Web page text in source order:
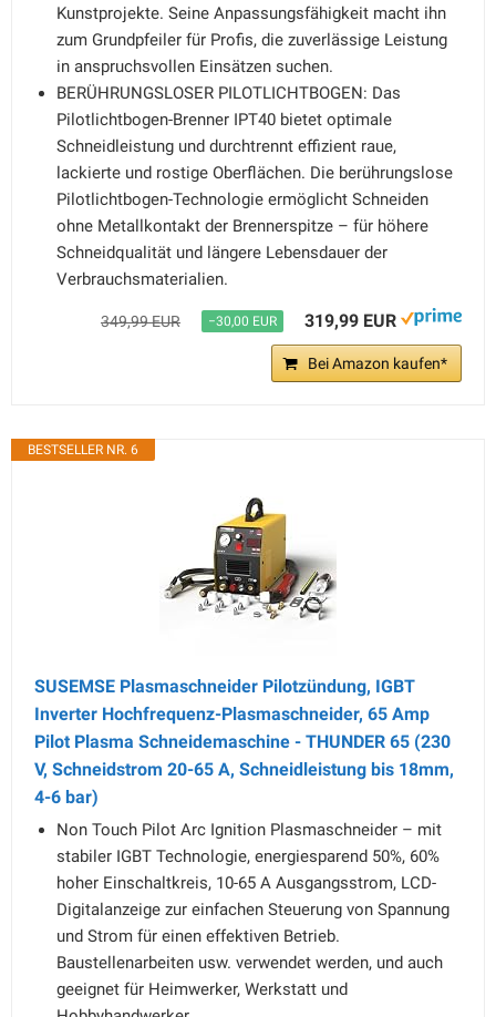
Kunstprojekte. Seine Anpassungsfähigkeit macht ihn
zum Grundpfeiler für Profis, die zuverlässige Leistung
in anspruchsvollen Einsätzen suchen.
BERÜHRUNGSLOSER PILOTLICHTBOGEN: Das
Pilotlichtbogen-Brenner IPT40 bietet optimale
Schneidleistung und durchtrennt effizient raue,
lackierte und rostige Oberflächen. Die berührungslose
Pilotlichtbogen-Technologie ermöglicht Schneiden
ohne Metallkontakt der Brennerspitze – für höhere
Schneidqualität und längere Lebensdauer der
Verbrauchsmaterialien.
349,99 EUR −30,00 EUR 319,99 EUR
Bei Amazon kaufen*
BESTSELLER NR. 6
SUSEMSE Plasmaschneider Pilotzündung, IGBT
Inverter Hochfrequenz-Plasmaschneider, 65 Amp
Pilot Plasma Schneidemaschine - THUNDER 65 (230
V, Schneidstrom 20-65 A, Schneidleistung bis 18mm,
4-6 bar)
Non Touch Pilot Arc Ignition Plasmaschneider – mit
stabiler IGBT Technologie, energiesparend 50%, 60%
hoher Einschaltkreis, 10-65 A Ausgangsstrom, LCD-
Digitalanzeige zur einfachen Steuerung von Spannung
und Strom für einen effektiven Betrieb.
Baustellenarbeiten usw. verwendet werden, und auch
geeignet für Heimwerker, Werkstatt und